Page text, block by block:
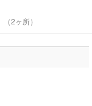
（2ヶ所）